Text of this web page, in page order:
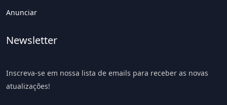
Anunciar
Newsletter
Inscreva-se em nossa lista de emails para receber as novas
atualizações!